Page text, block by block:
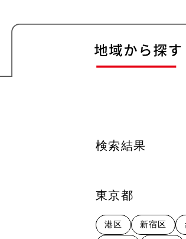
検索結果
東京都
港区 新宿区